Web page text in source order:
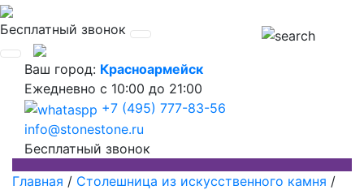
Бесплатный звонок
Ваш город: Красноармейск
Ежедневно с 10:00 до 21:00
+7 (495) 777-83-56
info@stonestone.ru
Бесплатный звонок
Главная / Столешница из искусственного камня /